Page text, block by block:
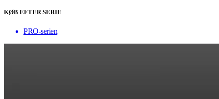
KØB EFTER SERIE
PRO-serien